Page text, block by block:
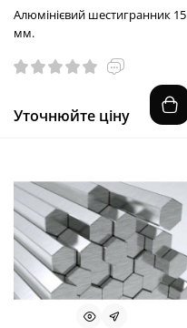
Алюмінієвий шестигранник 15
мм.
Уточнюйте ціну